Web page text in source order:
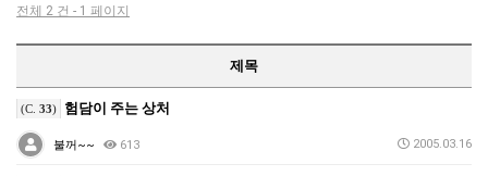
전체 2 건 - 1 페이지
제목
(C. 33) 험담이 주는 상처
불꺼~~ 613 2005.03.16